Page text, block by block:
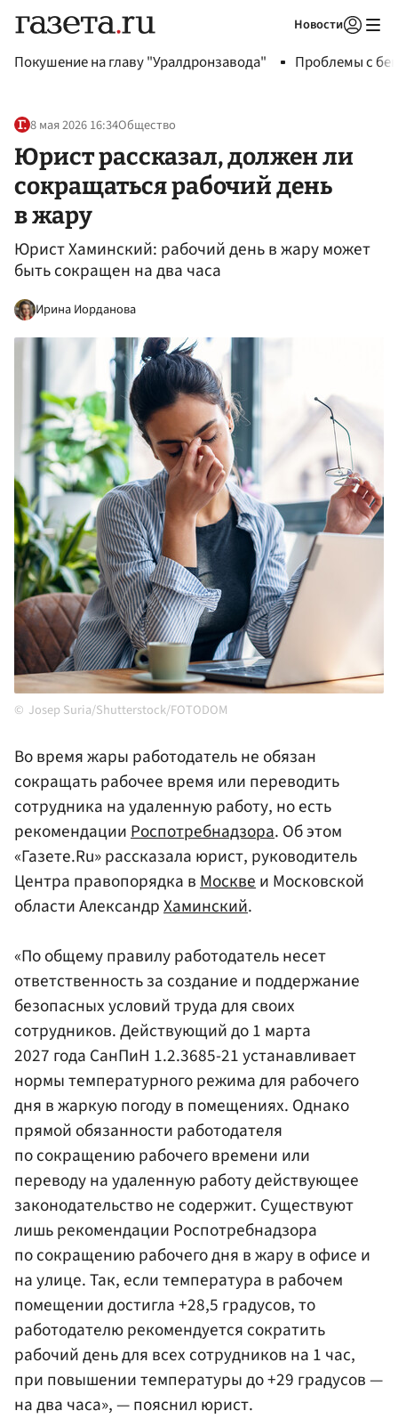
Новости
Покушение на главу "Уралдронзавода" Проблемы с
8 мая 2026 16:34Общество
Юрист рассказал, должен ли
сокращаться рабочий день
в жару
Юрист Хаминский: рабочий день в жару может
быть сокращен на два часа
Ирина Иорданова
Josep Suria/Shutterstock/FOTODOM
Во время жары работодатель не обязан
сокращать рабочее время или переводить
сотрудника на удаленную работу, но есть
рекомендацииРоспотребнадзора. Об этом
«Газете.Ru» рассказала юрист, руководитель
Центра правопорядка вМосквеи Московской
области АлександрХаминский.
«По общему правилу работодатель несет
ответственность за создание и поддержание
безопасных условий труда для своих
сотрудников. Действующий до 1 марта
2027 года СанПиН 1.2.3685-21 устанавливает
нормы температурного режима для рабочего
дня в жаркую погоду в помещениях. Однако
прямой обязанности работодателя
по сокращению рабочего времени или
переводу на удаленную работу действующее
законодательство не содержит. Существуют
лишь рекомендации Роспотребнадзора
по сокращению рабочего дня в жару в офисе и
на улице. Так, если температура в рабочем
помещении достигла +28,5 градусов, то
работодателю рекомендуется сократить
рабочий день для всех сотрудников на 1 час,
при повышении температуры до +29 градусов —
на два часа», — пояснил юрист.